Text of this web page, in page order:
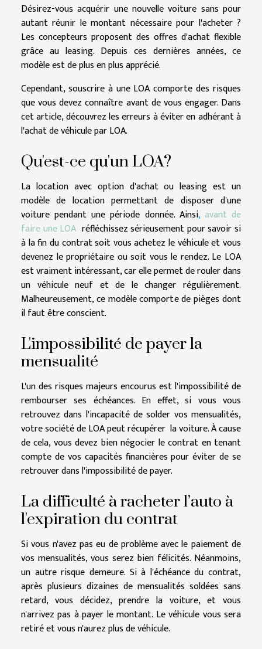
Désirez-vous acquérir une nouvelle voiture sans pour
autant réunir le montant nécessaire pour l'acheter ?
Les concepteurs proposent des offres d'achat flexible
grâce au leasing. Depuis ces dernières années, ce
modèle est de plus en plus apprécié.
Cependant, souscrire à une LOA comporte des risques
que vous devez connaître avant de vous engager. Dans
cet article, découvrez les erreurs à éviter en adhérant à
l'achat de véhicule par LOA.
Qu'est-ce qu'un LOA?
La location avec option d'achat ou leasing est un
modèle de location permettant de disposer d'une
voiture pendant une période donnée. Ainsi, avant de
faire une LOA réfléchissez sérieusement pour savoir si
à la fin du contrat soit vous achetez le véhicule et vous
devenez le propriétaire ou soit vous le rendez. Le LOA
est vraiment intéressant, car elle permet de rouler dans
un véhicule neuf et de le changer régulièrement.
Malheureusement, ce modèle comporte de pièges dont
il faut être conscient.
L'impossibilité de payer la
mensualité
L'un des risques majeurs encourus est l'impossibilité de
rembourser ses échéances. En effet, si vous vous
retrouvez dans l'incapacité de solder vos mensualités,
votre société de LOA peut récupérer la voiture. À cause
de cela, vous devez bien négocier le contrat en tenant
compte de vos capacités financières pour éviter de se
retrouver dans l'impossibilité de payer.
La difficulté à racheter l’auto à
l'expiration du contrat
Si vous n'avez pas eu de problème avec le paiement de
vos mensualités, vous serez bien félicités. Néanmoins,
un autre risque demeure. Si à l'échéance du contrat,
après plusieurs dizaines de mensualités soldées sans
retard, vous décidez, prendre la voiture, et vous
n'arrivez pas à payer le montant. Le véhicule vous sera
retiré et vous n'aurez plus de véhicule.